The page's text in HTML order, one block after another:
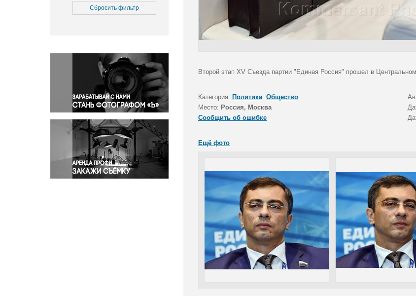
Медицина
Окружающая среда
Политика
Правосудие
Происшествия и конфликты
Религия
Светская жизнь
Спорт
Экология
Экономика и бизнес
Сбросить фильтр
Второй этап XV Съезда партии "Единая Россия" прошел в
Категория: Политика Общество
Место: Россия, Москва
Сообщить об ошибке
Ещё фото